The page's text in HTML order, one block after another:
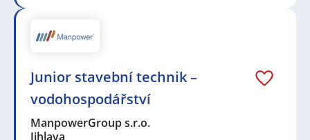
Junior stavební technik –
vodohospodářství
ManpowerGroup s.r.o.
Jihlava